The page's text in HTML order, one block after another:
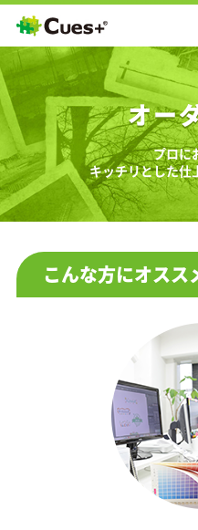
オー
プロに
キッチリとした仕
こんな方にオスス